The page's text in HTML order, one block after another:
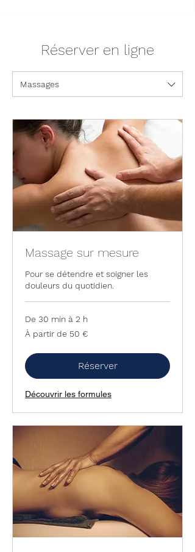
Réserver en ligne
Massages
Massage sur mesure
Pour se détendre et soigner les
douleurs du quotidien.
De 30 min à 2 h
À
partir
euros
À partir de 50 €
Réserver
Découvrir les formules